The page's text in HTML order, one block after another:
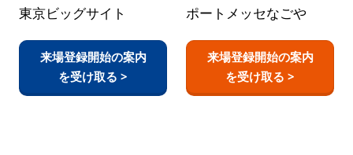
東京ビッグサイト
来場登録開始の案内
を受け取る >
ポートメッセなごや
来場登録開始の案内
を受け取る >